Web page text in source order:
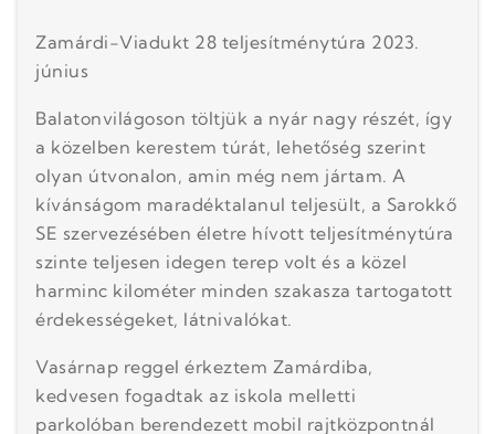
Zamárdi-Viadukt 28 teljesítménytúra 2023.
június
Balatonvilágoson töltjük a nyár nagy részét, így
a közelben kerestem túrát, lehetőség szerint
olyan útvonalon, amin még nem jártam. A
kívánságom maradéktalanul teljesült, a Sarokkő
SE szervezésében életre hívott teljesítménytúra
szinte teljesen idegen terep volt és a közel
harminc kilométer minden szakasza tartogatott
érdekességeket, látnivalókat.
Vasárnap reggel érkeztem Zamárdiba,
kedvesen fogadtak az iskola melletti
parkolóban berendezett mobil rajtközpontnál